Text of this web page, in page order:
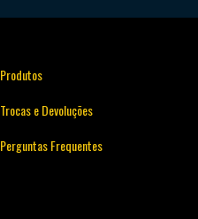
Produtos
Trocas e Devoluções
Perguntas Frequentes